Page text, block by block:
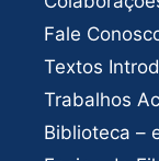
Fale
Textos
Trabalhos
Biblioteca –